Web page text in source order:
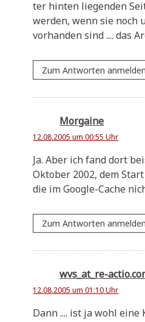
ter hin­ten lie­gen­den
wer­den, wenn sie noch
vor­han­den sind .... das
Zum Antworten anmelden
Morgaine
12.08.2005 um 00:55 Uhr
Ja. Aber ich fand dort
Okto­ber 2002, dem
die im Goog­le-Cache
Zum Antworten anmelden
wvs_at_re-
12.08.2005 um 01:10 Uhr
Dann .... ist ja wohl